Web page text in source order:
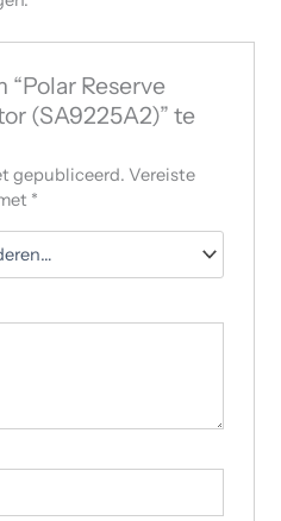
“Polar Reserve
(SA9225A2)” te
gepubliceerd. Vereiste
*